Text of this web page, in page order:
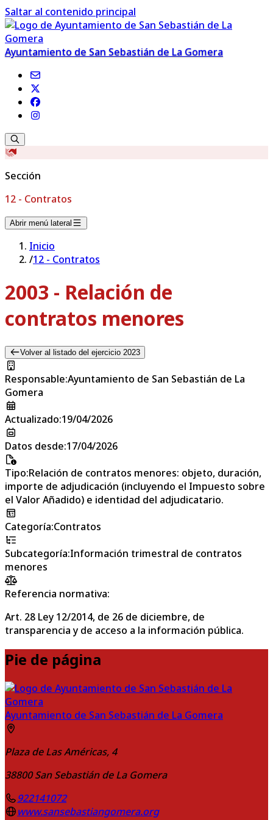
Saltar al contenido principal
Ayuntamiento de San Sebastián de La Gomera
Sección
12 - Contratos
Abrir menú lateral
Inicio
/12 - Contratos
2003 - Relación de
contratos menores
Volver al listado del ejercicio 2023
Responsable:Ayuntamiento de San Sebastián de La
Gomera
Actualizado:19/04/2026
Datos desde:17/04/2026
Tipo:Relación de contratos menores: objeto, duración,
importe de adjudicación (incluyendo el Impuesto sobre
el Valor Añadido) e identidad del adjudicatario.
Categoría:Contratos
Subcategoría:Información trimestral de contratos
menores
Referencia normativa:
Art. 28 Ley 12/2014, de 26 de diciembre, de
transparencia y de acceso a la información pública.
Pie de página
Ayuntamiento de San Sebastián de La Gomera
Plaza de Las Américas, 4
38800 San Sebastián de La Gomera
922141072
www.sansebastiangomera.org